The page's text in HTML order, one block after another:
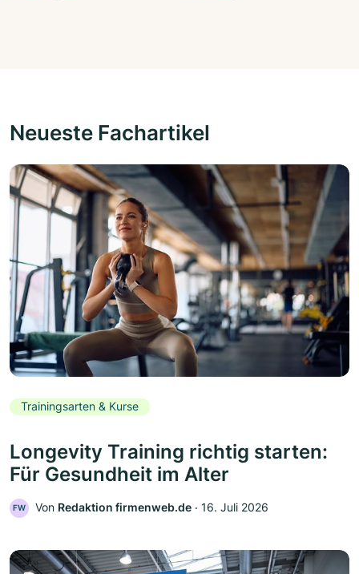
Neueste Fachartikel
Trainingsarten & Kurse
Longevity Training richtig starten:
Für Gesundheit im Alter
FW Von Redaktion firmenweb.de ‧ 16. Juli 2026